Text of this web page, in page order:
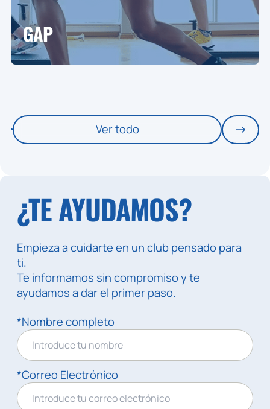
GAP
Ver todo
¿TE AYUDAMOS?
Empieza a cuidarte en un club pensado para
ti.
Te informamos sin compromiso y te
ayudamos a dar el primer paso.
*Nombre completo
*Correo Electrónico